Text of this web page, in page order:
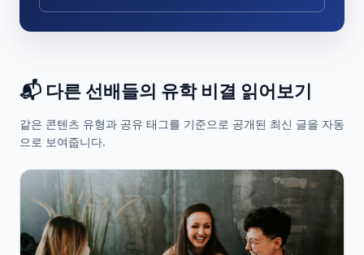
📬 다른 선배들의 유학 비결 읽어보기
같은 콘텐츠 유형과 공유 태그를 기준으로 공개된 최신 글을 자동
으로 보여줍니다.